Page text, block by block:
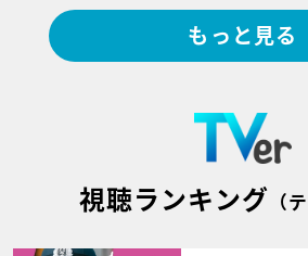
もっと見る
視聴ランキング （